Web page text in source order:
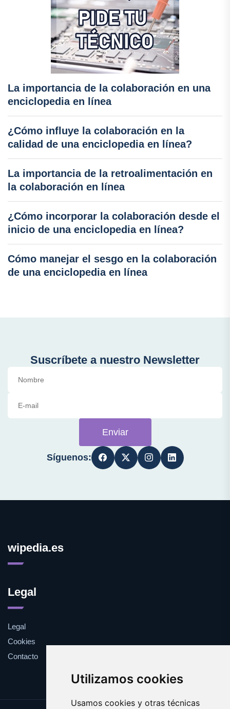
Utilizamos cookies
Usamos cookies y otras técnicas
La importancia de la colaboración en una
enciclopedia en línea
¿Cómo influye la colaboración en la
calidad de una enciclopedia en línea?
La importancia de la retroalimentación en
la colaboración en línea
¿Cómo incorporar la colaboración desde el
inicio de una enciclopedia en línea?
Cómo manejar el sesgo en la colaboración
de una enciclopedia en línea
Suscríbete a nuestro Newsletter
Enviar
Síguenos:
wipedia.es
Legal
Legal
Cookies
Contacto